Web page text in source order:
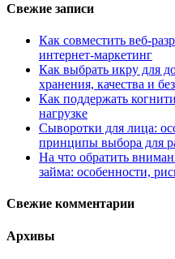
Свежие записи
Как совместить веб-
интернет-маркетинг
Как выбрать икру для
хранения, качества и
Как поддержать
нагрузке
Сыворотки для лица:
принципы выбора для
На что обратить
займа: особенности,
Свежие комментарии
Архивы